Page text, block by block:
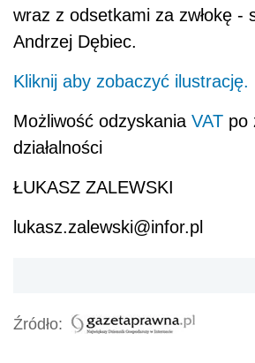
wraz z odsetkami za zwłokę -
Andrzej Dębiec.
Kliknij aby zobaczyć ilustrację.
Możliwość odzyskania VAT po
działalności
ŁUKASZ ZALEWSKI
lukasz.zalewski@infor.pl
Źródło: